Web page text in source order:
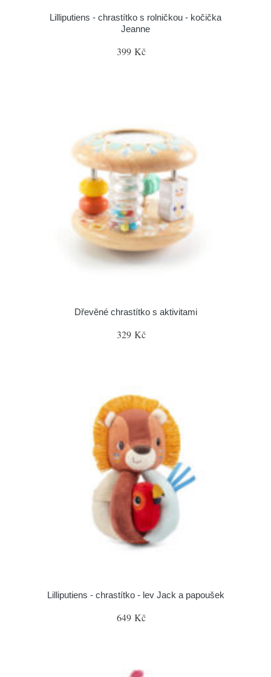
Lilliputiens - chrastítko s rolničkou - kočička
Jeanne
399 Kč
Dřevěné chrastítko s aktivitami
329 Kč
Lilliputiens - chrastítko - lev Jack a papoušek
649 Kč